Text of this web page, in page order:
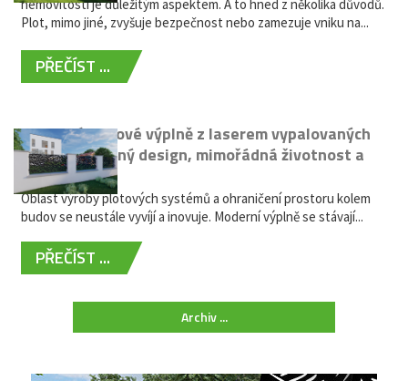
nemovitostí je důležitým aspektem. A to hned z několika důvodů.
Plot, mimo jiné, zvyšuje bezpečnost nebo zamezuje vniku na...
PŘEČÍST ...
Moderní plotové výplně z laserem vypalovaných
kovů: výjimečný design, mimořádná životnost a
žádná údržba
Oblast výroby plotových systémů a ohraničení prostoru kolem
budov se neustále vyvíjí a inovuje. Moderní výplně se stávají...
PŘEČÍST ...
Archiv ...